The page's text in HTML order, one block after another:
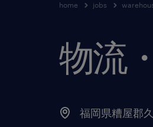
home jobs
物流
福岡県糟屋郡